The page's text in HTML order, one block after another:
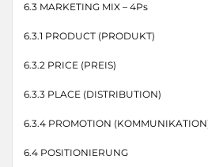
6.3 MARKETING MIX – 4Ps
6.3.1 PRODUCT (PRODUKT)
6.3.2 PRICE (PREIS)
6.3.3 PLACE (DISTRIBUTION)
6.3.4 PROMOTION
6.4 POSITIONIERUNG